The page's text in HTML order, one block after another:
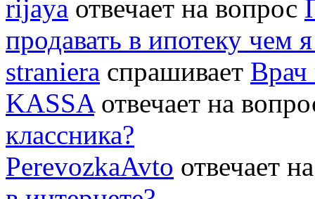
rijaya отвечает на вопрос
продавать в ипотеку чем
straniera спрашивает Врач
KASSA отвечает на
классника?
PerevozkaAvto отвечает